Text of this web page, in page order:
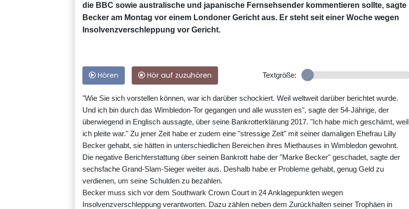
die BBC sowie australische und japanische Fernsehsender kommentieren sollte, sagte
Becker am Montag vor einem Londoner Gericht aus. Er steht seit einer Woche wegen
Insolvenzverschleppung vor Gericht.
Hören Hör auf zuzuhören Textgröße:
"Wie Sie sich vorstellen können, war ich darüber schockiert. Weil weltweit darüber berichtet wurde.
Und ich bin durch das Wimbledon-Tor gegangen und alle wussten es", sagte der 54-Jährige, der
überwiegend in Englisch aussagte, über seine Bankrotterklärung 2017. "Ich habe mich geschämt, weil
ich pleite war." Zu jener Zeit habe er zudem eine "stressige Zeit" mit seiner damaligen Ehefrau Lilly
Becker gehabt, sie hätten in unterschiedlichen Bereichen ihres Miethauses in Wimbledon gewohnt.
Die negative Berichterstattung über seinen Bankrott habe der "Marke Becker" geschadet, sagte der
sechsfache Grand-Slam-Sieger weiter aus. Deshalb habe er Probleme gehabt, genug Geld zu
verdienen, um seine Schulden zu bezahlen.
Becker muss sich vor dem Southwark Crown Court in 24 Anklagepunkten wegen
Insolvenzverschleppung verantworten. Dazu zählen neben dem Zurückhalten seiner Trophäen in